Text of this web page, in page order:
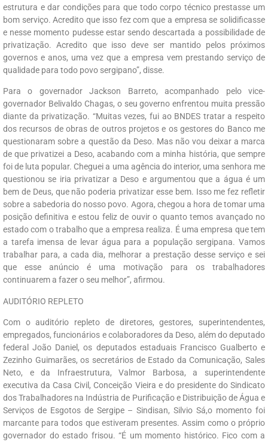
estrutura e dar condições para que todo corpo técnico prestasse um
bom serviço. Acredito que isso fez com que a empresa se solidificasse
e nesse momento pudesse estar sendo descartada a possibilidade de
privatização. Acredito que isso deve ser mantido pelos próximos
governos e anos, uma vez que a empresa vem prestando serviço de
qualidade para todo povo sergipano”, disse.
Para o governador Jackson Barreto, acompanhado pelo vice-
governador Belivaldo Chagas, o seu governo enfrentou muita pressão
diante da privatização. “Muitas vezes, fui ao BNDES tratar a respeito
dos recursos de obras de outros projetos e os gestores do Banco me
questionaram sobre a questão da Deso. Mas não vou deixar a marca
de que privatizei a Deso, acabando com a minha história, que sempre
foi de luta popular. Cheguei a uma agência do interior, uma senhora me
questionou se iria privatizar a Deso e argumentou que a água é um
bem de Deus, que não poderia privatizar esse bem. Isso me fez refletir
sobre a sabedoria do nosso povo. Agora, chegou a hora de tomar uma
posição definitiva e estou feliz de ouvir o quanto temos avançado no
estado com o trabalho que a empresa realiza. É uma empresa que tem
a tarefa imensa de levar água para a população sergipana. Vamos
trabalhar para, a cada dia, melhorar a prestação desse serviço e sei
que esse anúncio é uma motivação para os trabalhadores
continuarem a fazer o seu melhor”, afirmou.
AUDITÓRIO REPLETO
Com o auditório repleto de diretores, gestores, superintendentes,
empregados, funcionários e colaboradores da Deso, além do deputado
federal João Daniel, os deputados estaduais Francisco Gualberto e
Zezinho Guimarães, os secretários de Estado da Comunicação, Sales
Neto, e da Infraestrutura, Valmor Barbosa, a superintendente
executiva da Casa Civil, Conceição Vieira e do presidente do Sindicato
dos Trabalhadores na Indústria de Purificação e Distribuição de Água e
Serviços de Esgotos de Sergipe – Sindisan, Silvio Sá,o momento foi
marcante para todos que estiveram presentes. Assim como o próprio
governador do estado frisou. “É um momento histórico. Fico com a